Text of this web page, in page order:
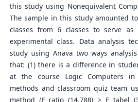
this study using Nonequivalent
The sample in this study amounted
classes from 6 classes to serve
experimental class. Data analysis
study using Anava two ways
that: (1) there is a difference in
at the course Logic Computers in
methods and classroom quiz team
method (F ratio (14,788) > F tabel